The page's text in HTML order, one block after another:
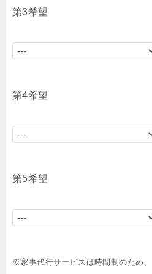
第3希望
第4希望
第5希望
※家事代行サービスは時間制のため